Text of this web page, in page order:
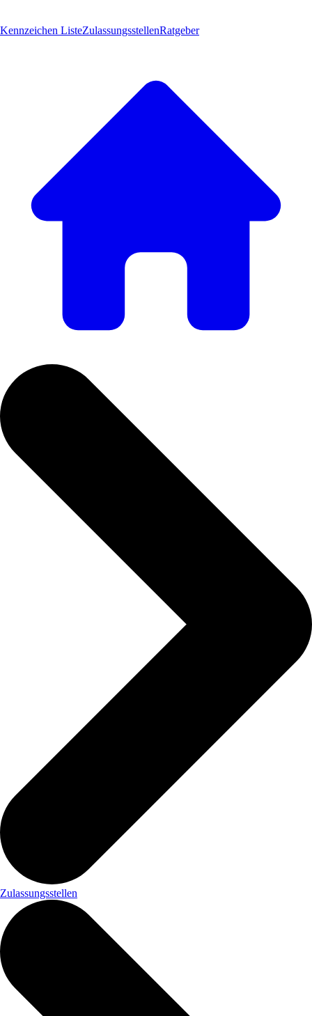
Kennzeichen ListeZulassungsstellenRatgeber
Zulassungsstellen